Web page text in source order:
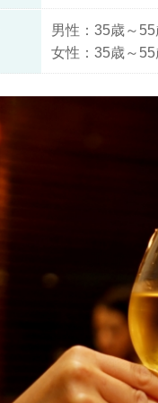
男性：35歳～55
女性：35歳～55